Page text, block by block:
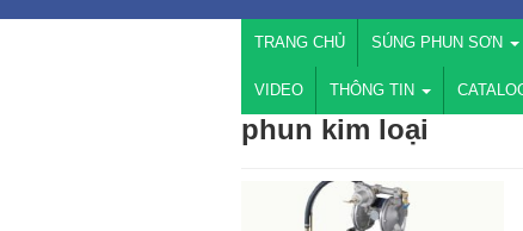
TRANG CHỦ SÚNG PHUN SƠN
VIDEO THÔNG TIN
phun kim loại